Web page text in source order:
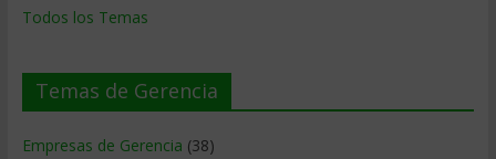
Todos los Temas
Temas de Gerencia
Empresas de Gerencia (38)